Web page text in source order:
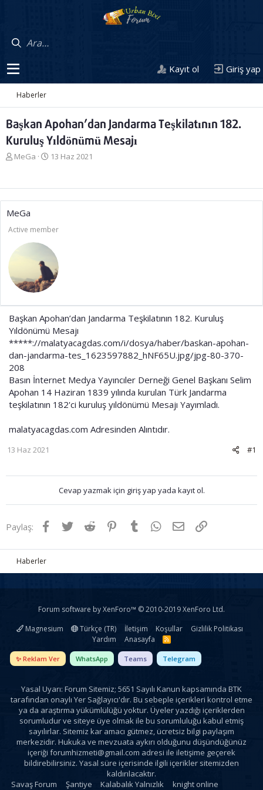
Kayıt ol Giriş yap
Haberler
Başkan Apohan’dan Jandarma Teşkilatının 182.
Kuruluş Yıldönümü Mesajı
K
u
y
b
a
l
a
MeGa
B
l
a
ı
t
r
i
i
13 Haz 2021
MeGa
Active member
Başkan Apohan’dan Jandarma Teşkilatının 182. Kuruluş
Yıldönümü Mesajı
*****://malatyacagdas.com/i/dosya/haber/baskan-apohan-
dan-jandarma-tes_1623597882_hNF65U.jpg/jpg-80-370-
208
Basın İnternet Medya Yayıncıler Derneği Genel Başkanı Selim
Apohan 14 Haziran 1839 yılında kurulan Türk Jandarma
teşkilatının 182'ci kuruluş yıldönümü Mesajı Yayımladı.
malatyacagdas.com Adresinden Alıntıdır.
#1
13 Haz 2021
Cevap yazmak için giriş yap yada kayıt ol.
Paylaş: Facebook
TwitterReddit Pinterest
Tumblr WhatsApp
E-postaLink
Haberler
Forum software by XenForo™ © 2010-2019 XenForo Ltd.
Magnesium
Türkçe (TR) İletişim Koşullar
Gizlilik Politikası
Yardım
Anasayfa
R
S
S
✨ Reklam Ver WhatsApp Teams Telegram
Yasal Uyarı: Forum Sitemiz; 5651 Sayılı Kanun kapsamında BTK
tarafından onaylı Yer Sağlayıcı'dır. Bu sebeple içerikleri kontrol etme
ya da araştırma yükümlülüğü yoktur. Üyeler yazdığı içeriklerden
sorumludur ve siteye üye olmak ile bu sorumluluğu kabul etmiş
sayılırlar. Sitemiz kar amacı gütmez, ücretsiz bilgi paylaşım
merkezidir. Hukuka ve mevzuata aykırı olduğunu düşündüğünüz
içeriği forumhizmeti@gmail.com adresi ile iletişime geçerek
bildirebilirsiniz. Yasal süre içerisinde ilgili içerikler sitemizden
kaldırılacaktır.
Savaş Forum
Şantiye Kalabalık Yalnızlık
knight online